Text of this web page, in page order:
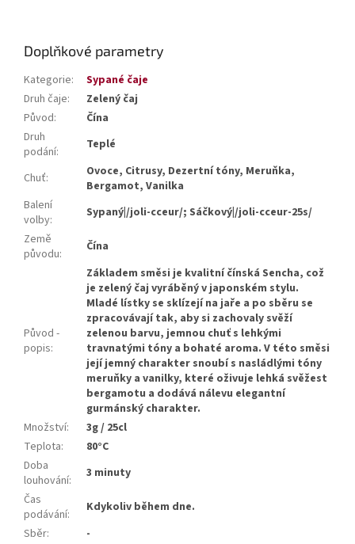
Doplňkové parametry
Kategorie:
Sypané čaje
Druh čaje:
Zelený čaj
Původ:
Čína
Druh
podání: Teplé
Chuť:
Ovoce, Citrusy, Dezertní tóny, Meruňka,
Bergamot, Vanilka
Balení
volby:
Sypaný|/joli-cceur/; Sáčkový|/joli-cceur-25s/
Země
původu: Čína
Původ -
popis:
Základem směsi je kvalitní čínská Sencha, což
je zelený čaj vyráběný v japonském stylu.
Mladé lístky se sklízejí na jaře a po sběru se
zpracovávají tak, aby si zachovaly svěží
zelenou barvu, jemnou chuť s lehkými
travnatými tóny a bohaté aroma. V této směsi
její jemný charakter snoubí s nasládlými tóny
meruňky a vanilky, které oživuje lehká svěžest
bergamotu a dodává nálevu elegantní
gurmánský charakter.
Množství:
3g / 25cl
Teplota:
80°C
Doba
louhování:
3 minuty
Čas
podávání:
Kdykoliv během dne.
Sběr:
-